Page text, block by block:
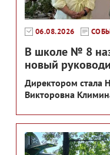
06.08.2026
В школе № 8
новый
Директором стала
Викторовна